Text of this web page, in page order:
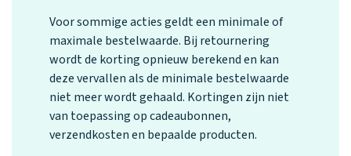
Voor sommige acties geldt een minimale of
maximale bestelwaarde. Bij retournering
wordt de korting opnieuw berekend en kan
deze vervallen als de minimale bestelwaarde
niet meer wordt gehaald. Kortingen zijn niet
van toepassing op cadeaubonnen,
verzendkosten en bepaalde producten.